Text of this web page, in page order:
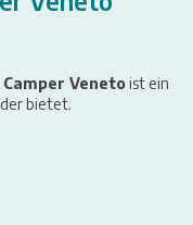
Venetoist ein
bietet.